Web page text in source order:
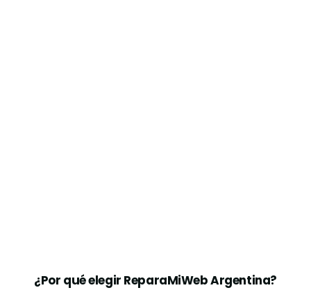
¿Por qué elegir ReparaMiWeb Argentina?